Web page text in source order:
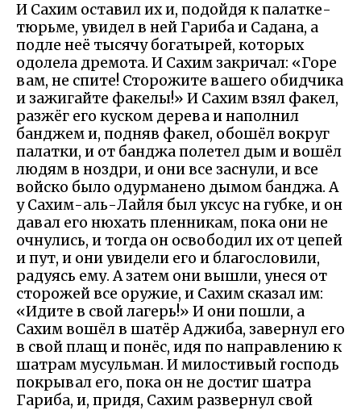
И Сахим оставил их и, подойдя к палатке-
тюрьме, увидел в ней Гариба и Садана, а
подле неё тысячу богатырей, которых
одолела дремота. И Сахим закричал: «Горе
вам, не спите! Сторожите вашего обидчика
и зажигайте факелы!» И Сахим взял факел,
разжёг его куском дерева и наполнил
банджем и, подняв факел, обошёл вокруг
палатки, и от банджа полетел дым и вошёл
людям в ноздри, и они все заснули, и все
войско было одурманено дымом банджа. А
у Сахим-аль-Лайля был уксус на губке, и он
давал его нюхать пленникам, пока они не
очнулись, и тогда он освободил их от цепей
и пут, и они увидели его и благословили,
радуясь ему. А затем они вышли, унеся от
сторожей все оружие, и Сахим сказал им:
«Идите в свой лагерь!» И они пошли, а
Сахим вошёл в шатёр Аджиба, завернул его
в свой плащ и понёс, идя по направлению к
шатрам мусульман. И милостивый господь
покрывал его, пока он не достиг шатра
Гариба, и, придя, Сахим развернул свой